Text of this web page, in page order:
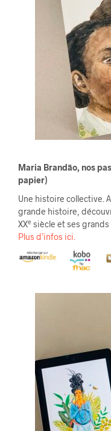
Maria Brandão, nos
papier)
Une histoire collective.
grande histoire,
XXe siècle et ses
Plus d’infos ici.